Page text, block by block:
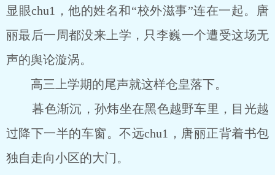
显眼chu1，他的姓名和“校外滋事”连在一起。唐
丽最后一周都没来上学，只李巍一个遭受这场无
声的舆论漩涡。
高三上学期的尾声就这样仓皇落下。
暮色渐沉，孙炜坐在黑色越野车里，目光越
过降下一半的车窗。不远chu1，唐丽正背着书包
独自走向小区的大门。